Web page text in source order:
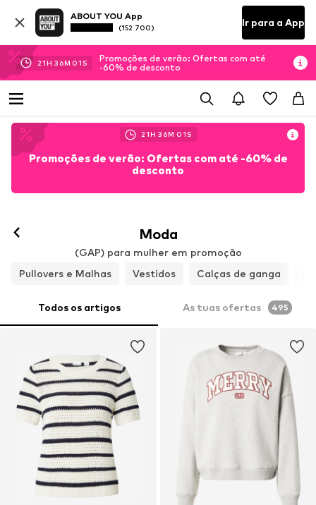
ABOUT YOU App
(152 700) Ir para a App
21H 35M 58 S
Promoções de verão: Ofertas com até
-60% de desconto
21H 35M 58 S
Promoções de verão: Ofertas com até -60% de
desconto
Moda
(GAP) para mulher em promoção
Pullovers e Malhas
Vestidos Calças de ganga
Todos os artigos As tuas ofertas 495